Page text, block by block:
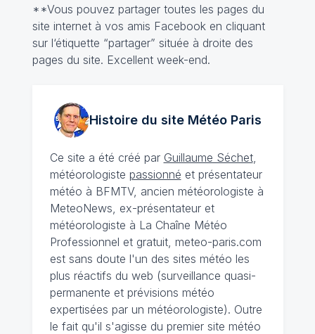
**Vous pouvez partager toutes les pages du
site internet à vos amis Facebook en cliquant
sur l‘étiquette “partager” située à droite des
pages du site. Excellent week-end.
Histoire du site MétéoParis
Ce site a été créé par Guillaume Séchet,
météorologiste passionné et présentateur
météo à BFMTV, ancien météorologiste à
MeteoNews, ex-présentateur et
météorologiste à La Chaîne Météo
Professionnel et gratuit, meteo-paris.com
est sans doute l'un des sites météo les
plus réactifs du web (surveillance quasi-
permanente et prévisions météo
expertisées par un météorologiste). Outre
le fait qu'il s'agisse du premier site météo